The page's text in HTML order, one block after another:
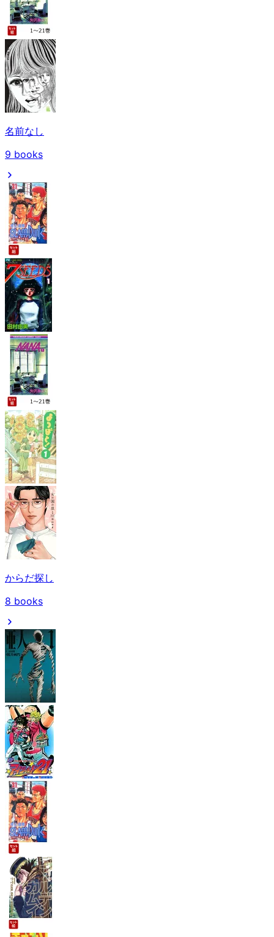
名前なし
9 books
からだ探し
8 books